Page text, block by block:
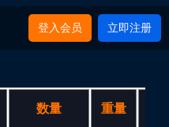
登入会员 立即注册
数量 重量